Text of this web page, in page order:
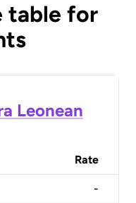
table for
Leonean
Rate
-